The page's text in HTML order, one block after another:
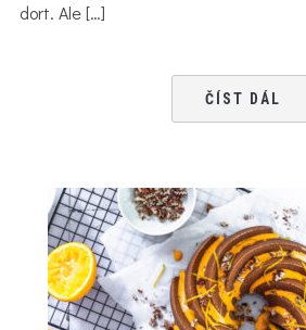
dort. Ale […]
ČÍST DÁL